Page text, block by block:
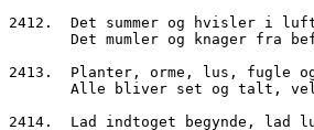
2412.  Det summer og hvisler i
Det mumler og knager fra
2413.  Planter, orme, lus, fugle
Alle bliver set og talt,
2414.  Lad indtoget begynde, lad